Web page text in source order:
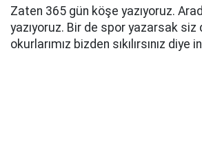
Zaten 365 gün köşe yazıyoruz.
yazıyoruz. Bir de spor yazarsak siz
okurlarımız bizden sıkılırsınız diye